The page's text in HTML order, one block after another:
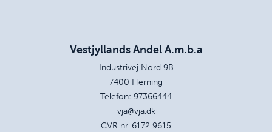
Vestjyllands Andel A.m.b.a
Industrivej Nord 9B
7400 Herning
Telefon: 97366444
vja@vja.dk
CVR nr. 6172 9615